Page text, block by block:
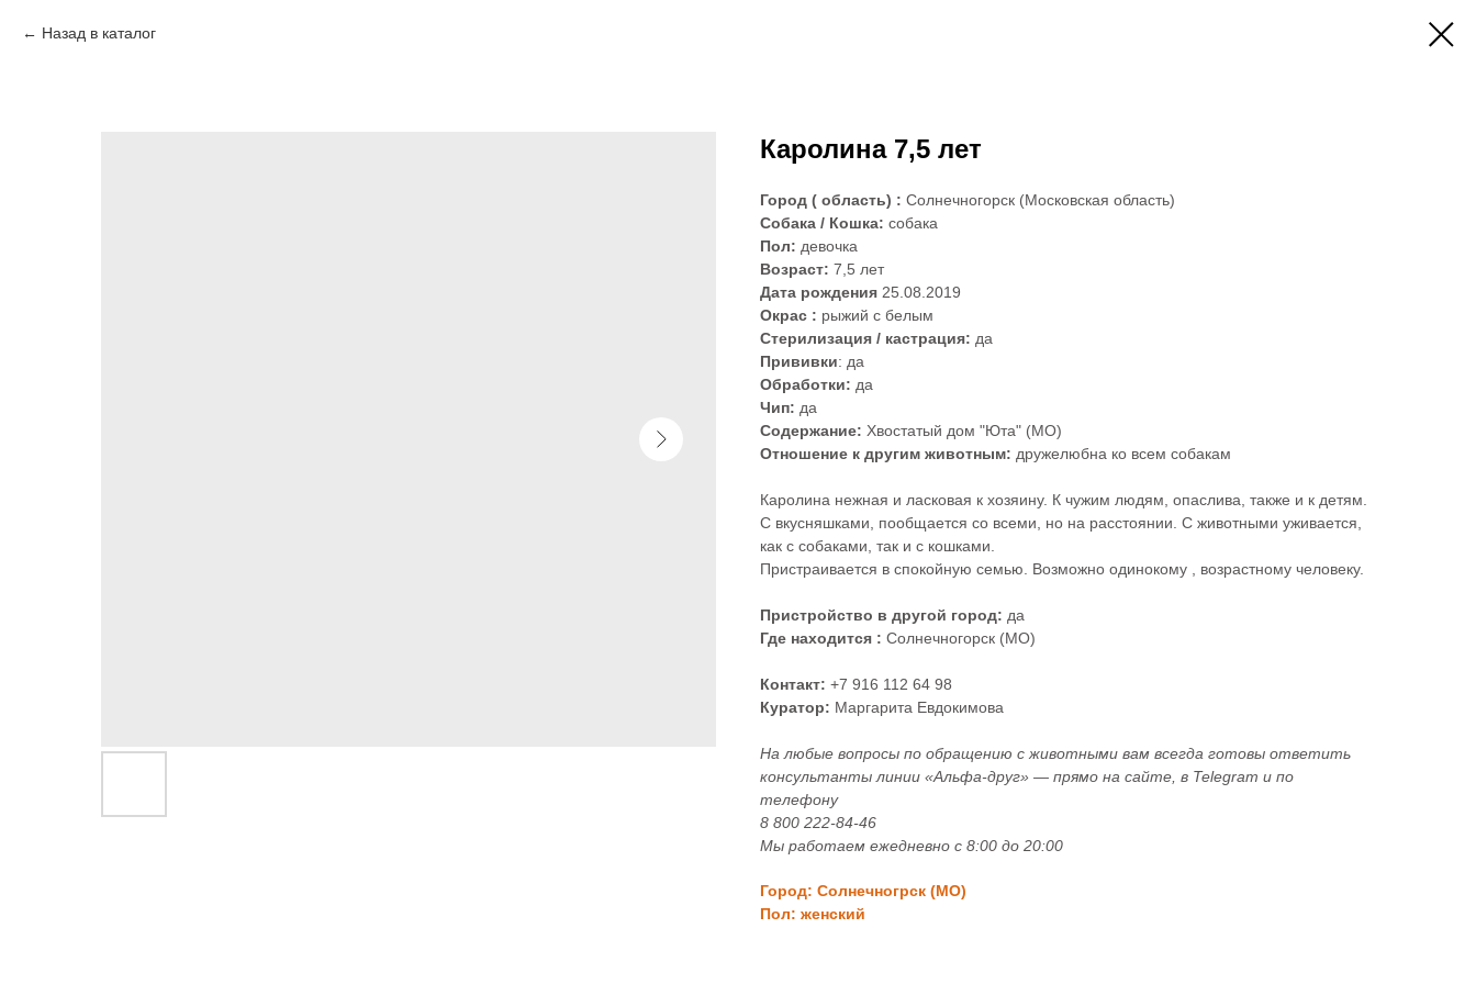
Назад в каталог
Каролина 7,5 лет
Город ( область) : Солнечногорск (Московская область)
Собака / Кошка: собака
Пол: девочка
Возраст: 7,5 лет
Дата рождения 25.08.2019
Окрас : рыжий с белым
Стерилизация / кастрация: да
Прививки: да
Обработки: да
Чип: да
Содержание: Хвостатый дом "Юта" (МО)
Отношение к другим животным: дружелюбна ко всем собакам
Каролина нежная и ласковая к хозяину. К чужим людям, опаслива, также и к детям.
С вкусняшками, пообщается со всеми, но на расстоянии. С животными уживается,
как с собаками, так и с кошками.
Пристраивается в спокойную семью. Возможно одинокому , возрастному человеку.
Пристройство в другой город: да
Где находится : Солнечногорск (МО)
Контакт: +7 916 112 64 98
Куратор: Маргарита Евдокимова
На любые вопросы по обращению с животными вам всегда готовы ответить
консультанты линии «Альфа-друг» — прямо на сайте, в Telegram и по
телефону
8 800 222‑84‑46
Мы работаем ежедневно с 8:00 до 20:00
Город: Солнечногрск (МО)
Пол: женский